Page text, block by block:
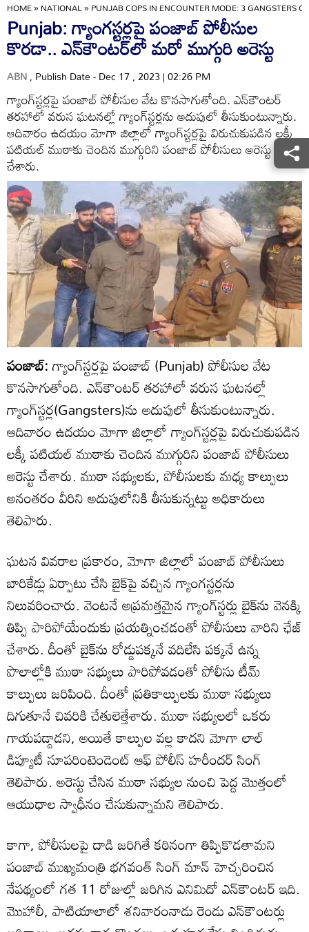
HOME»NATIONAL»PUNJAB COPS IN ENCOUNTER MODE: 3 GANGSTERS
Punjab: గ్యాంగస్టర్లపై పంజాబ్ పోలీసుల
కొరడా.. ఎన్‌కౌంటర్‌లో మరో ముగ్గురి అరెస్టు
ABN, Publish Date - Dec 17 , 2023 | 02:26 PM
గ్యాంగ్‌స్టర్లపై పంజాబ్ పోలీసుల వేట కొనసాగుతోంది. ఎన్‌కౌంటర్
తరహాలో వరుస ఘటనల్లో గ్యాంగ్‌స్టర్లను అదుపులో తీసుకుంటున్నారు.
ఆదివారం ఉదయం మోగా జిల్లాలో గ్యాంగ్‌స్టర్లపై విరుచుకుపడిన లక్కీ
పటియల్ ముఠాకు చెందిన ముగ్గురిని పంజాబ్ పోలీసులు అరెస్టు
చేశారు.
పంజాబ్:గ్యాంగ్‌స్టర్లపై పంజాబ్ (Punjab) పోలీసుల వేట
కొనసాగుతోంది. ఎన్‌కౌంటర్ తరహాలో వరుస ఘటనల్లో
గ్యాంగ్‌స్టర్ల(Gangsters)ను అదుపులో తీసుకుంటున్నారు.
ఆదివారం ఉదయం మోగా జిల్లాలో గ్యాంగ్‌స్టర్లపై విరుచుకుపడిన
లక్కీ పటియల్ ముఠాకు చెందిన ముగ్గురిని పంజాబ్ పోలీసులు
అరెస్టు చేశారు. ముఠా సభ్యులకు, పోలీసులకు మధ్య కాల్పులు
అనంతరం వీరిని అదుపులోనికి తీసుకున్నట్టు అధికారులు
తెలిపారు.
ఘటన వివరాల ప్రకారం, మోగా జిల్లాలో పంజాబ్ పోలీసులు
బారికేడ్లు ఏర్పాటు చేసి బైక్‌పై వచ్చిన గ్యాంగస్టర్లను
నిలువరించారు. వెంటనే అప్రమత్తమైన గ్యాంగ్‌స్టర్లు బైక్‌ను వెనక్కి
తిప్పి పారిపోయేందుకు ప్రయత్నించడంతో పోలీసులు వారిని ఛేజ్
చేశారు. దీంతో బైక్‌ను రోడ్డుపక్కనే వదిలేసి పక్కనే ఉన్న
పొలాల్లోకి ముఠా సభ్యులు పారిపోవడంతో పోలీసు టీమ్
కాల్పులు జరిపింది. దీంతో ప్రతికాల్పులకు ముఠా సభ్యులు
దిగుతూనే చివరికి చేతులెత్తేశారు. ముఠా సభ్యులలో ఒకరు
గాయపడ్డాడని, అయితే కాల్పుల వల్ల కాదని మోగా లాల్
డిప్యూటీ సూపరింటెండెంట్ ఆఫ్ పోలీస్ హరీందర్ సింగ్
తెలిపారు. అరెస్టు చేసిన ముఠా సభ్యుల నుంచి పెద్ద మొత్తంలో
ఆయుధాల స్వాధీనం చేసుకున్నామని తెలిపారు.
కాగా, పోలీసులపై దాడి జరిగితే కఠినంగా తిప్పికొడతామని
పంజాబ్‌ ముఖ్యమంత్రి భగవంత్ సింగ్ మాన్ హెచ్చరించిన
నేపథ్యంలో గత 11 రోజుల్లో జరిగిన ఎనిమిదో ఎన్‌కౌంటర్ ఇది.
మొహాలీ, పాటియాలాలో శనివారంనాడు రెండు ఎన్‌కౌంటర్లు